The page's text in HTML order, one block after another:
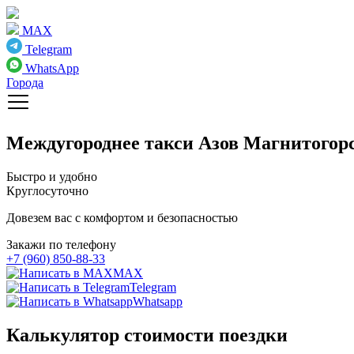
MAX
Telegram
WhatsApp
Города
Междугороднее такси Азов
Быстро и удобно
Круглосуточно
Довезем вас с комфортом и безопасностью
Закажи по телефону
+7 (960) 850-88-33
MAX
Telegram
Whatsapp
Калькулятор стоимости поездки